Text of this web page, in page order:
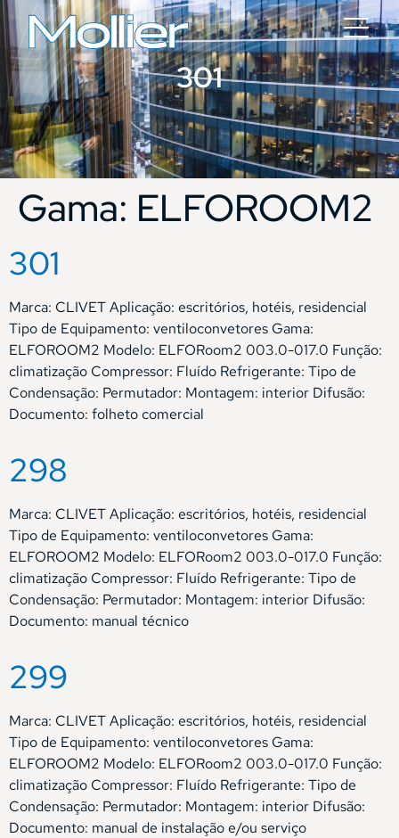
301
Gama: ELFOROOM2
301
Marca: CLIVET Aplicação: escritórios, hotéis, residencial
Tipo de Equipamento: ventiloconvetores Gama:
ELFOROOM2 Modelo: ELFORoom2 003.0-017.0 Função:
climatização Compressor: Fluído Refrigerante: Tipo de
Condensação: Permutador: Montagem: interior Difusão:
Documento: folheto comercial
298
Marca: CLIVET Aplicação: escritórios, hotéis, residencial
Tipo de Equipamento: ventiloconvetores Gama:
ELFOROOM2 Modelo: ELFORoom2 003.0-017.0 Função:
climatização Compressor: Fluído Refrigerante: Tipo de
Condensação: Permutador: Montagem: interior Difusão:
Documento: manual técnico
299
Marca: CLIVET Aplicação: escritórios, hotéis, residencial
Tipo de Equipamento: ventiloconvetores Gama:
ELFOROOM2 Modelo: ELFORoom2 003.0-017.0 Função:
climatização Compressor: Fluído Refrigerante: Tipo de
Condensação: Permutador: Montagem: interior Difusão:
Documento: manual de instalação e/ou serviço